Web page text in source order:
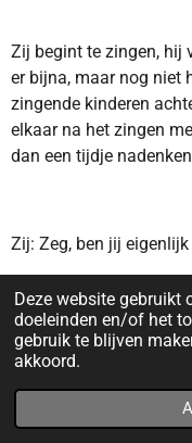
Deze website gebruikt
doeleinden en/of het
gebruik te blijven
akkoord.
Zij begint te zingen, hij
er bijna, maar nog niet
zingende kinderen
elkaar na het zingen
dan een tijdje
Zij: Zeg, ben jij
Hij: Nee hoor, ik heb
op het stadhuis
kunstzaken bezig en
doen. Spannend, hè?
Zij: Je wilde toch